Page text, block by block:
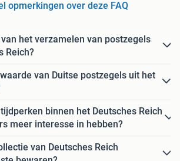
opmerkingen over deze FAQ
het verzamelen van postzegels
Reich?
van Duitse postzegels uit het
binnen het Deutsches Reich
meer interesse in hebben?
van Deutsches Reich